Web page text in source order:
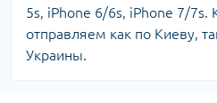
5s, iPhone 6/6s, iPhone 7/
отправляем как по Киеву,
Украины.